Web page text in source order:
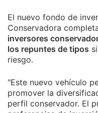
El nuevo fondo de
Conservadora
inversores
los repuntes de tipos
riesgo.
"Este nuevo vehículo
promover la
perfil conservador. El